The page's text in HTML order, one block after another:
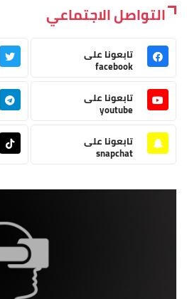
التواصل الاجتماعي
تابعونا على
facebook
تابعونا على
youtube
تابعونا على
snapchat